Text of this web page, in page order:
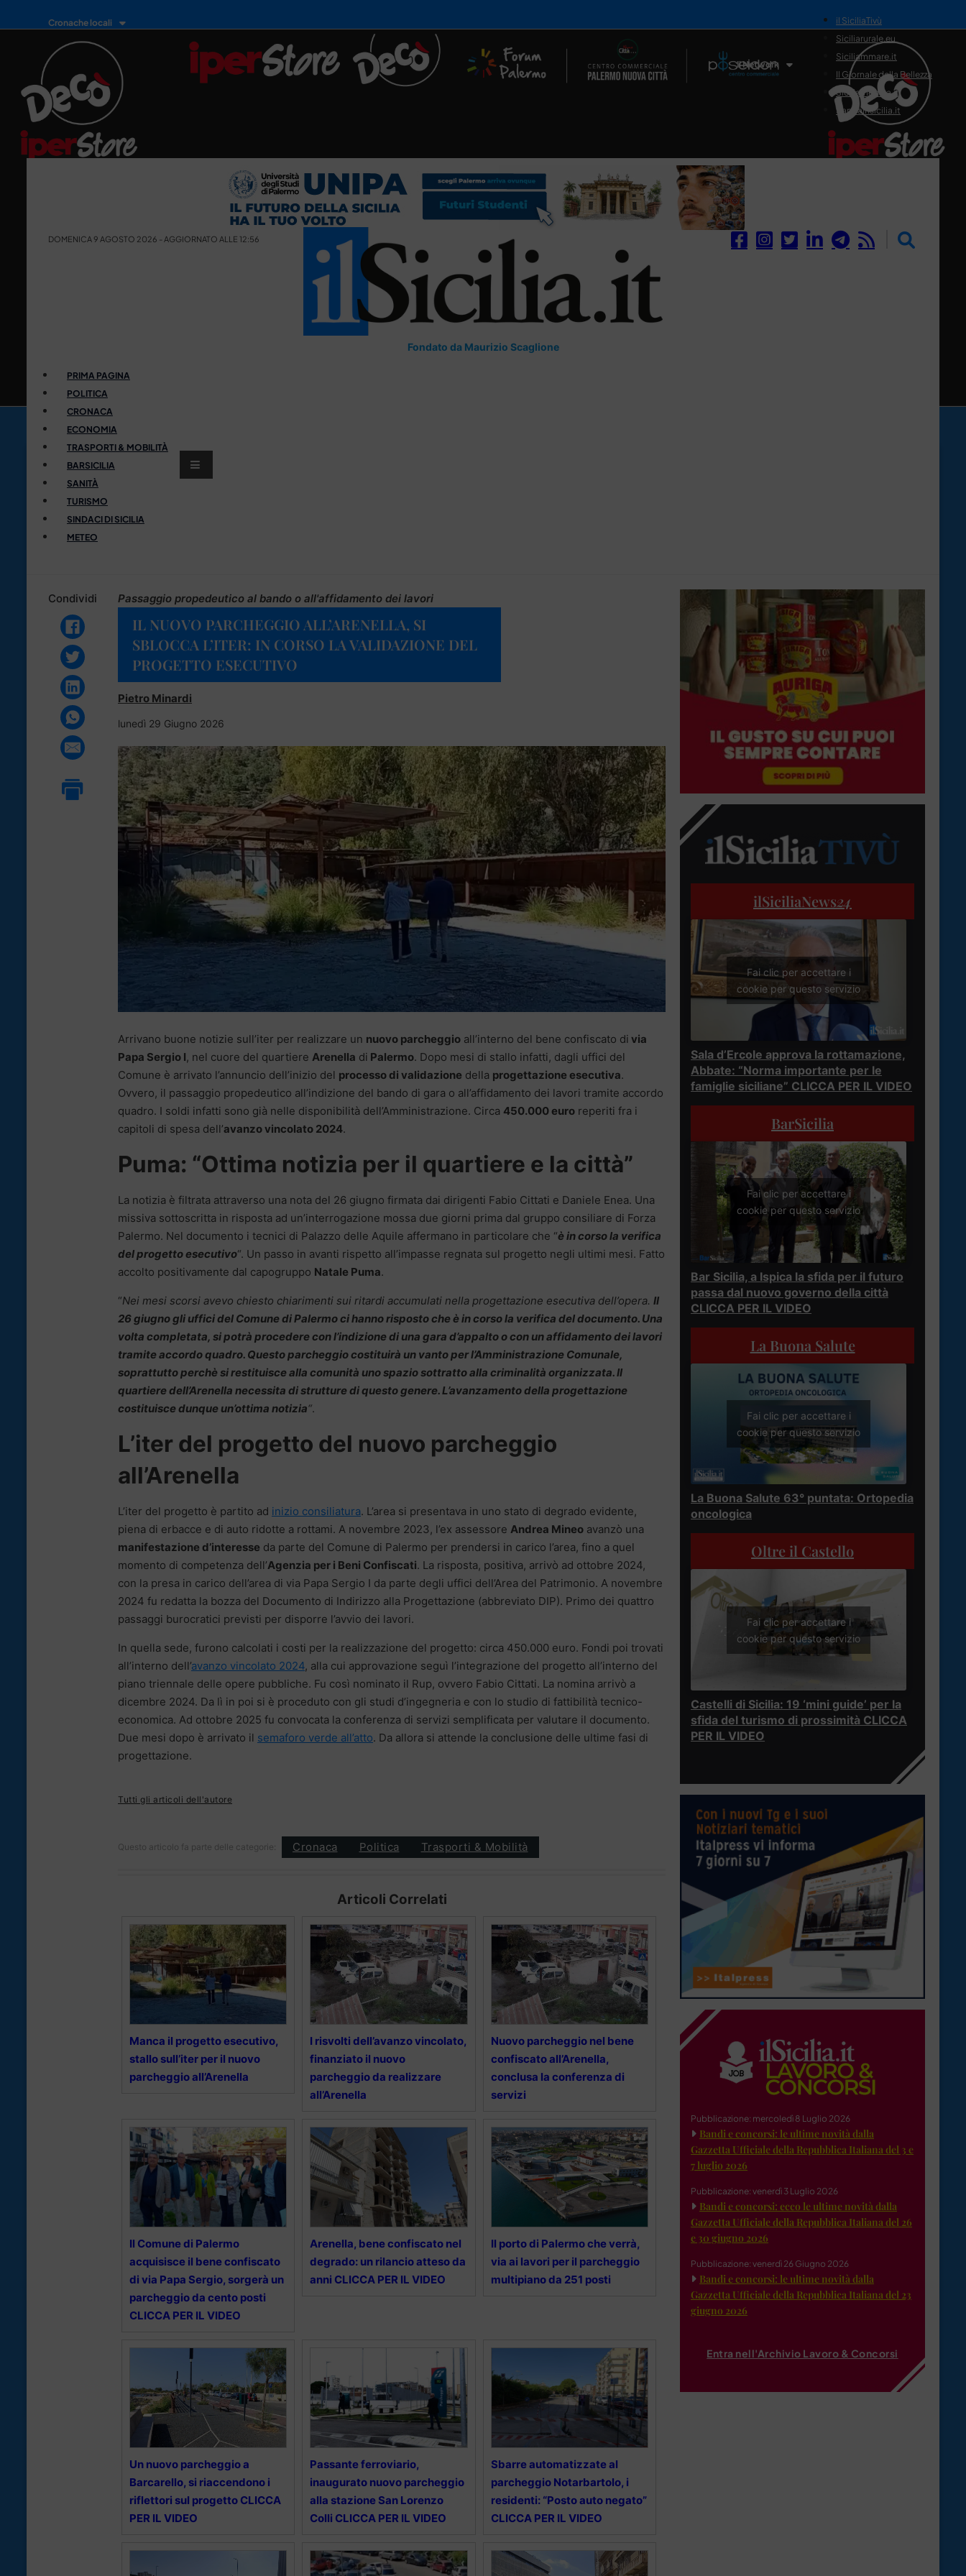
Cronache locali
Il Network
il SiciliaTivù
Siciliarurale.eu
Siciliammare.it
Il Giornale della Bellezza
Siciliamedica.it
Sanitainsicilia.it
DOMENICA 9 AGOSTO 2026 - AGGIORNATO ALLE 12:56
Fondato da Maurizio Scaglione
PRIMA PAGINA
POLITICA
CRONACA
ECONOMIA
TRASPORTI & MOBILITÀ
BARSICILIA
SANITÀ
TURISMO
SINDACI DI SICILIA
METEO
Condividi Passaggio propedeutico al bando o all'affidamento dei lavori
IL NUOVO PARCHEGGIO ALL’ARENELLA, SI
SBLOCCA L’ITER: IN CORSO LA VALIDAZIONE DEL
PROGETTO ESECUTIVO
Pietro Minardi
lunedì 29 Giugno 2026
Arrivano buone notizie sull’iter per realizzare un nuovo parcheggio all’interno del bene confiscato di via
Papa Sergio I, nel cuore del quartiere Arenella di Palermo. Dopo mesi di stallo infatti, dagli uffici del
Comune è arrivato l’annuncio dell’inizio del processo di validazione della progettazione esecutiva.
Ovvero, il passaggio propedeutico all’indizione del bando di gara o all’affidamento dei lavori tramite accordo
quadro. I soldi infatti sono già nelle disponibilità dell’Amministrazione. Circa 450.000 euro reperiti fra i
capitoli di spesa dell’avanzo vincolato 2024.
Puma: “Ottima notizia per il quartiere e la città”
La notizia è filtrata attraverso una nota del 26 giugno firmata dai dirigenti Fabio Cittati e Daniele Enea. Una
missiva sottoscritta in risposta ad un’interrogazione mossa due giorni prima dal gruppo consiliare di Forza
Palermo. Nel documento i tecnici di Palazzo delle Aquile affermano in particolare che “è in corso la verifica
del progetto esecutivo“. Un passo in avanti rispetto all’impasse regnata sul progetto negli ultimi mesi. Fatto
accolto positivamente dal capogruppo Natale Puma.
“Nei mesi scorsi avevo chiesto chiarimenti sui ritardi accumulati nella progettazione esecutiva dell’opera. Il
26 giugno gli uffici del Comune di Palermo ci hanno risposto che è in corso la verifica del documento. Una
volta completata, si potrà procedere con l’indizione di una gara d’appalto o con un affidamento dei lavori
tramite accordo quadro. Questo parcheggio costituirà un vanto per l’Amministrazione Comunale,
soprattutto perchè si restituisce alla comunità uno spazio sottratto alla criminalità organizzata. Il
quartiere dell’Arenella necessita di strutture di questo genere. L’avanzamento della progettazione
costituisce dunque un’ottima notizia“.
L’iter del progetto del nuovo parcheggio
all’Arenella
L’iter del progetto è partito ad inizio consiliatura. L’area si presentava in uno stato di degrado evidente,
piena di erbacce e di auto ridotte a rottami. A novembre 2023, l’ex assessore Andrea Mineo avanzò una
manifestazione d’interesse da parte del Comune di Palermo per prendersi in carico l’area, fino a quel
momento di competenza dell’Agenzia per i Beni Confiscati. La risposta, positiva, arrivò ad ottobre 2024,
con la presa in carico dell’area di via Papa Sergio I da parte degli uffici dell’Area del Patrimonio. A novembre
2024 fu redatta la bozza del Documento di Indirizzo alla Progettazione (abbreviato DIP). Primo dei quattro
passaggi burocratici previsti per disporre l’avvio dei lavori.
In quella sede, furono calcolati i costi per la realizzazione del progetto: circa 450.000 euro. Fondi poi trovati
all’interno dell’avanzo vincolato 2024, alla cui approvazione seguì l’integrazione del progetto all’interno del
piano triennale delle opere pubbliche. Fu così nominato il Rup, ovvero Fabio Cittati. La nomina arrivò a
dicembre 2024. Da lì in poi si è proceduto con gli studi d’ingegneria e con lo studio di fattibilità tecnico-
economica. Ad ottobre 2025 fu convocata la conferenza di servizi semplificata per valutare il documento.
Due mesi dopo è arrivato il semaforo verde all’atto. Da allora si attende la conclusione delle ultime fasi di
progettazione.
Tutti gli articoli dell'autore
Questo articolo fa parte delle categorie: Cronaca Politica Trasporti & Mobilità
Articoli Correlati
Manca il progetto esecutivo,
stallo sull’iter per il nuovo
parcheggio all’Arenella
I risvolti dell’avanzo vincolato,
finanziato il nuovo
parcheggio da realizzare
all’Arenella
Nuovo parcheggio nel bene
confiscato all’Arenella,
conclusa la conferenza di
servizi
Il Comune di Palermo
acquisisce il bene confiscato
di via Papa Sergio, sorgerà un
parcheggio da cento posti
CLICCA PER IL VIDEO
Arenella, bene confiscato nel
degrado: un rilancio atteso da
anni CLICCA PER IL VIDEO
Il porto di Palermo che verrà,
via ai lavori per il parcheggio
multipiano da 251 posti
Un nuovo parcheggio a
Barcarello, si riaccendono i
riflettori sul progetto CLICCA
PER IL VIDEO
Passante ferroviario,
inaugurato nuovo parcheggio
alla stazione San Lorenzo
Colli CLICCA PER IL VIDEO
Sbarre automatizzate al
parcheggio Notarbartolo, i
residenti: “Posto auto negato”
CLICCA PER IL VIDEO
ilSiciliaNews24
Fai clic per accettare i
cookie per questo servizio
Sala d’Ercole approva la rottamazione,
Abbate: “Norma importante per le
famiglie siciliane” CLICCA PER IL VIDEO
BarSicilia
Fai clic per accettare i
cookie per questo servizio
Bar Sicilia, a Ispica la sfida per il futuro
passa dal nuovo governo della città
CLICCA PER IL VIDEO
La Buona Salute
Fai clic per accettare i
cookie per questo servizio
La Buona Salute 63° puntata: Ortopedia
oncologica
Oltre il Castello
Fai clic per accettare i
cookie per questo servizio
Castelli di Sicilia: 19 ‘mini guide’ per la
sfida del turismo di prossimità CLICCA
PER IL VIDEO
Pubblicazione: mercoledì 8 Luglio 2026
Bandi e concorsi: le ultime novità dalla
Gazzetta Ufficiale della Repubblica Italiana del 3 e
7 luglio 2026
Pubblicazione: venerdì 3 Luglio 2026
Bandi e concorsi: ecco le ultime novità dalla
Gazzetta Ufficiale della Repubblica Italiana del 26
e 30 giugno 2026
Pubblicazione: venerdì 26 Giugno 2026
Bandi e concorsi: le ultime novità dalla
Gazzetta Ufficiale della Repubblica Italiana del 23
giugno 2026
Entra nell'Archivio Lavoro & Concorsi